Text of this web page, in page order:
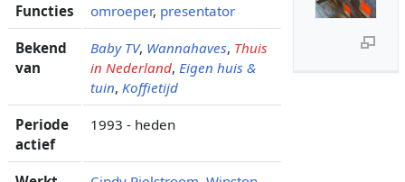
Functies omroeper, presentator
Bekend
van
Baby TV, Wannahaves, Thuis
in Nederland, Eigen huis &
tuin, Koffietijd
Periode
actief
1993 - heden